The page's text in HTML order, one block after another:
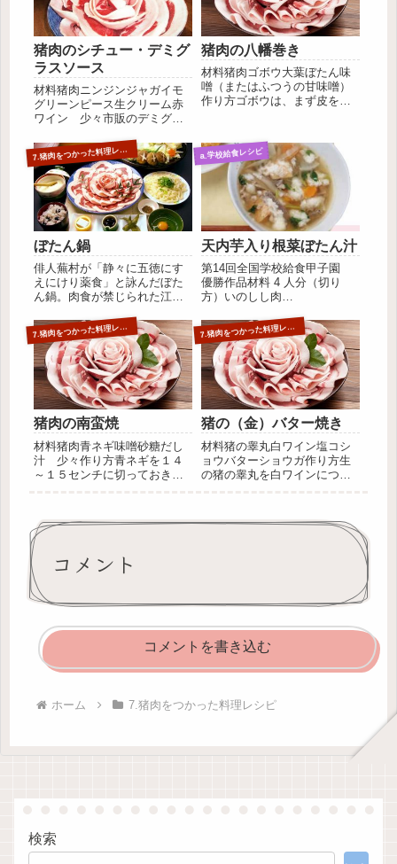
猪肉のシチュー・デミグ
ラスソース
材料猪肉ニンジンジャガイモ
グリーンピース生クリーム赤
ワイン 少々市販のデミグラ
ャガイモは、５～６センチ長
さに切り紡錘型にします。猪
肉は固まりのものを求め、一
口大に切りわけます。まず、
赤ワインをふりかけて猪肉の
表面を...
猪肉の八幡巻き
材料猪肉ゴボウ大葉ぼたん味
噌（またはふつうの甘味噌）
作り方ゴボウは、まず皮をむ
にし、水につけてアクを抜
き、すまし汁よりやや濃いめ
の煮汁でたいて、下味をつけ
ておきましょう。次に、猪肉
をまな板...
7
.猪肉をつかった料理レシピ
ぼたん鍋
俳人蕪村が「静々に五徳にす
えにけり薬食」と詠んだぼた
ん鍋。肉食が禁じられた江戸
寒さ厳しい冬の季節の栄養補
給源として食べられた猪
肉。 煮込めば煮込むほど柔
らかく、体が温まり、牛肉と
比べてもビタミンＢ１が多
く、カルシウ...
a.学校給食レシピ
天内芋入り根菜ぼたん汁
第14回全国学校給食甲子園
優勝作品材料 4 人分（切り
方）いのしし肉
（ささがき） 60gに
んじん（5㎜いちょう切り）
60g大根（1㎝いちょう切
り） 80g天内芋（1㎝いち
ょう切り） 80g焼きどう...
7
.猪肉をつかった料理レシピ
猪肉の南蛮焼
材料猪肉青ネギ味噌砂糖だし
汁 少々作り方青ネギを１４
～１５センチに切っておきま
塩を振ってから焼きます。焼
き方は好みによってフライパ
ンで転がすように焼いてもア
ミの上...
7
.猪肉をつかった料理レシピ
猪の（金）バター焼き
材料猪の睾丸白ワイン塩コシ
ョウバターショウガ作り方生
の猪の睾丸を白ワインにつけ
ライパンで炒めてください。
コメント
コメントを書き込む
ホーム 7.猪肉をつかった料理レシピ
検索